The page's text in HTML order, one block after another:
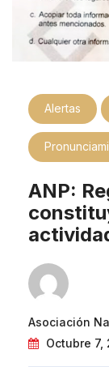
Alertas
ANP:
Asociación
Octubre 7,